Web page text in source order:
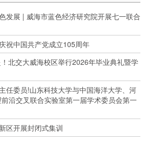
发展 | 威海市蓝色经济研究院开展七一联合
祝中国共产党成立105周年
北交大威海校区举行2026年毕业典礼暨学
任委员!山东科技大学与中国海洋大学、河
沿交叉联合实验室第一届学术委员会第一
区开展封闭式集训